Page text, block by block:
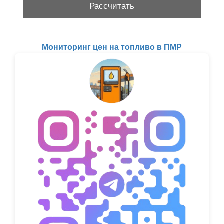
Мониторинг цен на топливо в ПМР